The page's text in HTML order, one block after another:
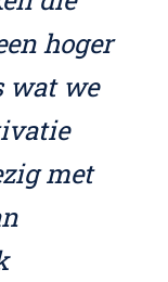
hoger
wat we
met